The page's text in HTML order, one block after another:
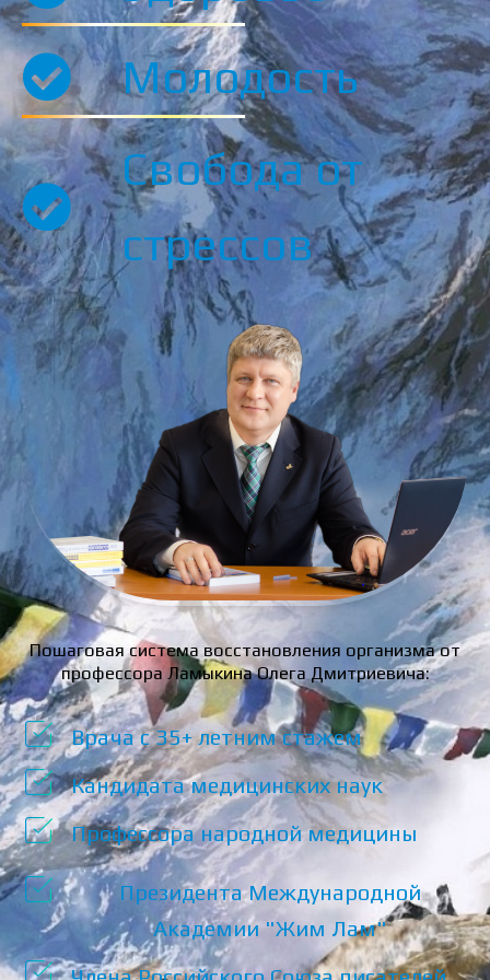
Молодость
Свобода от
стрессов
Пошаговая система восстановления организма от
профессора Ламыкина Олега Дмитриевича:
Врача с 35+ летним стажем
Кандидата медицинских наук
Профессора народной медицины
Президента Международной
Академии "Жим Лам"